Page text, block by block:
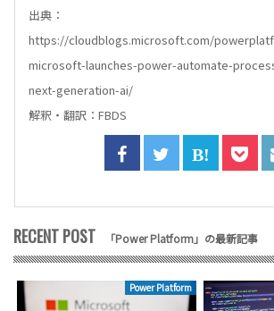
出典：
https://cloudblogs.microsoft.com/
microsoft-launches-power-automate-
next-generation-ai/
解釈・翻訳：FBDS
RECENT POST 「Power Platform」の最新記事
Power Platform